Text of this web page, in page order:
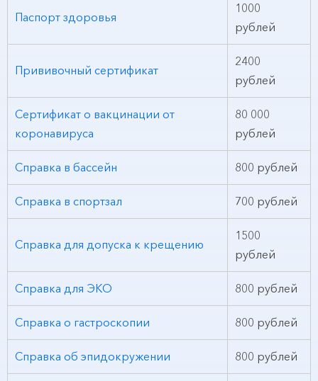
Паспорт здоровья
1000
рублей
Прививочный сертификат
2400
рублей
Сертификат о вакцинации от
коронавируса
80 000
рублей
Справка в бассейн 800 рублей
Справка в спортзал 700 рублей
Справка для допуска к крещению
1500
рублей
Справка для ЭКО 800 рублей
Справка о гастроскопии 800 рублей
Справка об эпидокружении 800 рублей